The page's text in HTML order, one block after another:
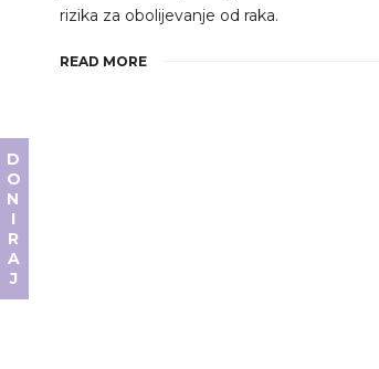
rizika za obolijevanje od raka.
READ MORE
DONIRAJ